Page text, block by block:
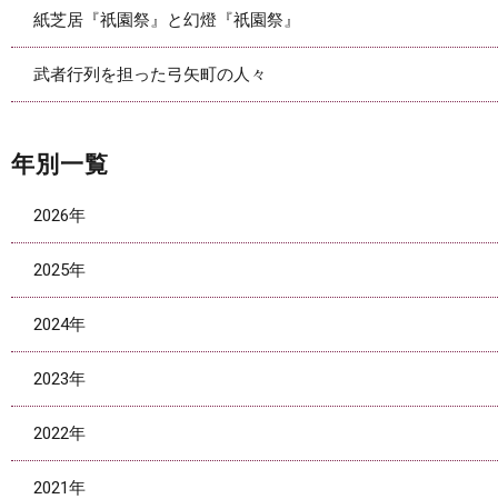
紙芝居『祇園祭』と幻燈『祇園祭』
武者行列を担った弓矢町の人々
年別一覧
2026年
2025年
2024年
2023年
2022年
2021年